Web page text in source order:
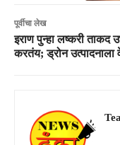
पूर्वीचा लेख
इराण पुन्हा लष्करी ताकद
करतंय; ड्रोन उत्पादनाला